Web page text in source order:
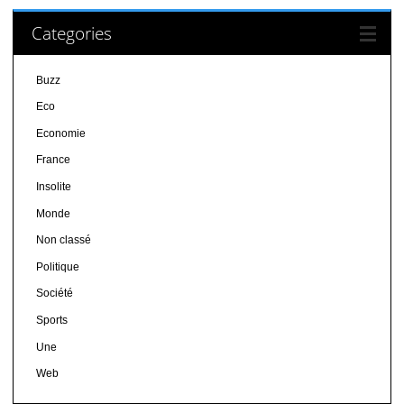
Categories
Buzz
Eco
Economie
France
Insolite
Monde
Non classé
Politique
Société
Sports
Une
Web